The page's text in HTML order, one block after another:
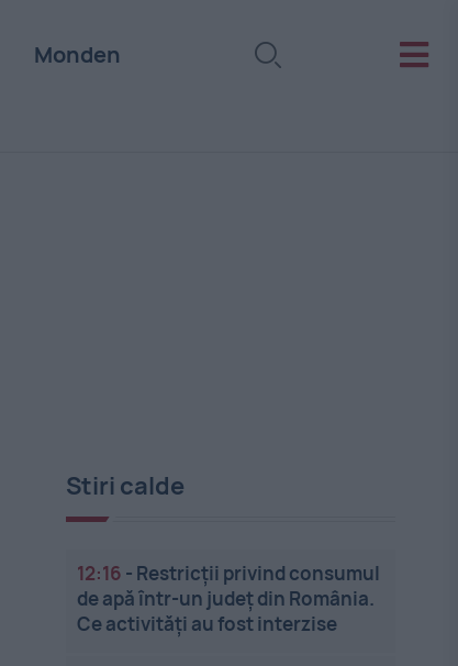
Monden
Stiri calde
12:16 - Restricții privind consumul
de apă într-un județ din România.
Ce activități au fost interzise